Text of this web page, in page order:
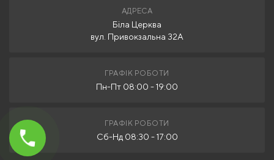
АДРЕСА
Біла Церква
вул. Привокзальна 32А
ГРАФІК РОБОТИ
Пн-Пт 08:00 - 19:00
ГРАФІК РОБОТИ
Сб-Нд 08:30 - 17:00